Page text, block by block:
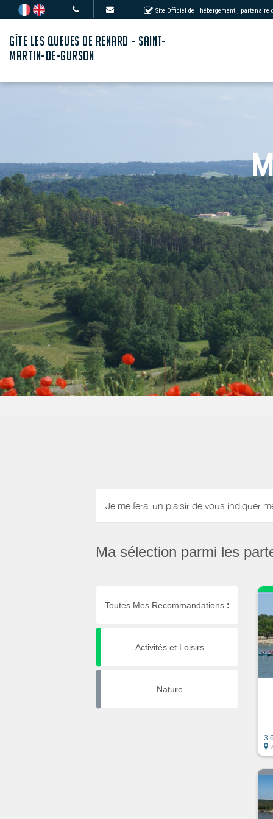
Site Officiel de l'hébergement , partenaire
GÎTE LES QUEUES DE RENARD - SAINT-
MARTIN-DE-GURSON
Je me ferai un plaisir de vous indiquer
Ma sélection parmi les
Toutes Mes Recommandations :
Activités et Loisirs
Nature